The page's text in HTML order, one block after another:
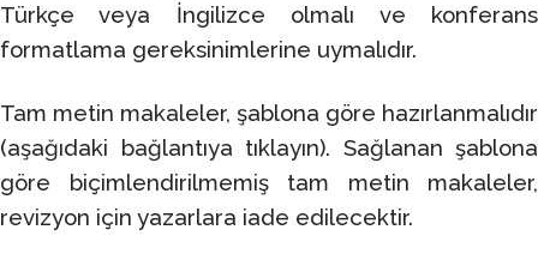
Türkçe veya İngilizce olmalı ve konferans
formatlama gereksinimlerine uymalıdır.
Tam metin makaleler, şablona göre hazırlanmalıdır
(aşağıdaki bağlantıya tıklayın). Sağlanan şablona
göre biçimlendirilmemiş tam metin makaleler,
revizyon için yazarlara iade edilecektir.